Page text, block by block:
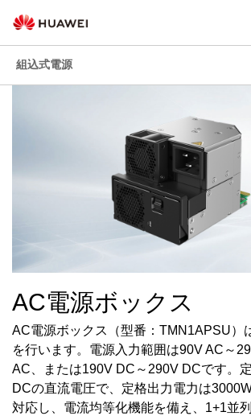
組込式電源
AC電源ボックス
AC電源ボックス（型番：TMN1APSU）
を行います。電源入力範囲は90V AC～
AC、または190V DC～290V DCです。
DCの直流電圧で、定格出力電力は
対応し、電流均等化機能を備え、1+1並